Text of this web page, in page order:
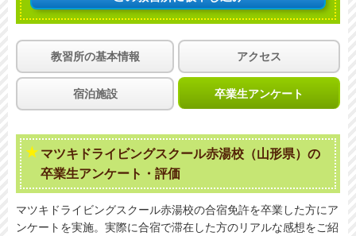
教習所の基本情報 アクセス
宿泊施設 卒業生アンケート
マツキドライビングスクール赤湯校（山形県）の
卒業生アンケート・評価
マツキドライビングスクール赤湯校の合宿免許を卒業した方にア
ンケートを実施。実際に合宿で滞在した方のリアルな感想をご紹